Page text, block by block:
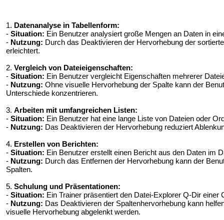
1. Datenanalyse in Tabellenform:
- Situation: Ein Benutzer analysiert große Mengen an Daten in
- Nutzung: Durch das Deaktivieren der Hervorhebung der
erleichtert.
2. Vergleich von Dateieigenschaften:
- Situation: Ein Benutzer vergleicht Eigenschaften mehrerer
- Nutzung: Ohne visuelle Hervorhebung der Spalte kann der
Unterschiede konzentrieren.
3. Arbeiten mit umfangreichen Listen:
- Situation: Ein Benutzer hat eine lange Liste von Dateien oder
- Nutzung: Das Deaktivieren der Hervorhebung reduziert
4. Erstellen von Berichten:
- Situation: Ein Benutzer erstellt einen Bericht aus den Daten im
- Nutzung: Durch das Entfernen der Hervorhebung kann der
Spalten.
5. Schulung und Präsentationen:
- Situation: Ein Trainer präsentiert den Datei-Explorer Q-Dir einer
- Nutzung: Das Deaktivieren der Spaltenhervorhebung kann
visuelle Hervorhebung abgelenkt werden.